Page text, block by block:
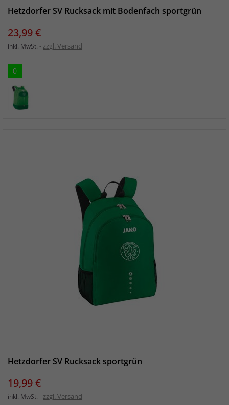
Hetzdorfer SV Rucksack mit Bodenfach sportgrün
Preis
23,99 €
inkl. MwSt. zzgl. Versand
0
Hetzdorfer SV Rucksack sportgrün
Preis
19,99 €
inkl. MwSt. zzgl. Versand